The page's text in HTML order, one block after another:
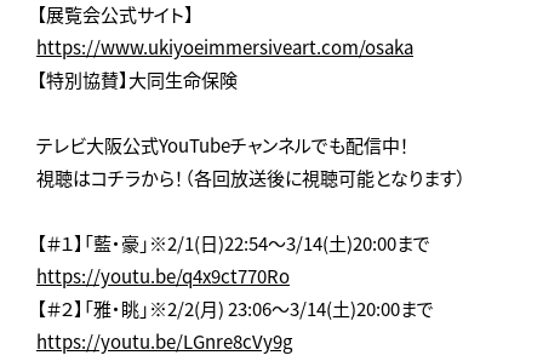
【展覧会公式サイト】
https://www.ukiyoeimmersiveart.com/osaka
【特別協賛】大同生命保険
テレビ大阪公式YouTubeチャンネルでも配信中！
視聴はコチラから！（各回放送後に視聴可能となります）
【＃１】「藍・豪」※2/1(日)22:54～3/14(土)20:00まで
https://youtu.be/q4x9ct770Ro
【＃２】「雅・眺」※2/2(月) 23:06～3/14(土)20:00まで
https://youtu.be/LGnre8cVy9g